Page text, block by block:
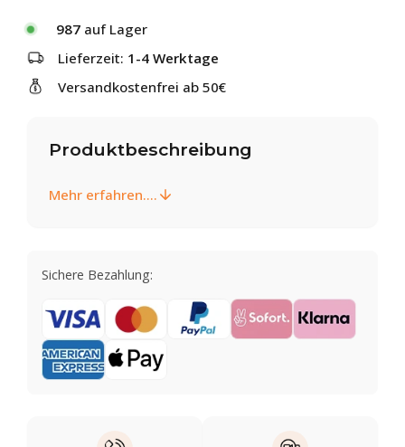
987 auf Lager
Lieferzeit: 1-4 Werktage
Versandkostenfrei ab 50€
Produktbeschreibung
Mehr erfahren....
Sichere Bezahlung: